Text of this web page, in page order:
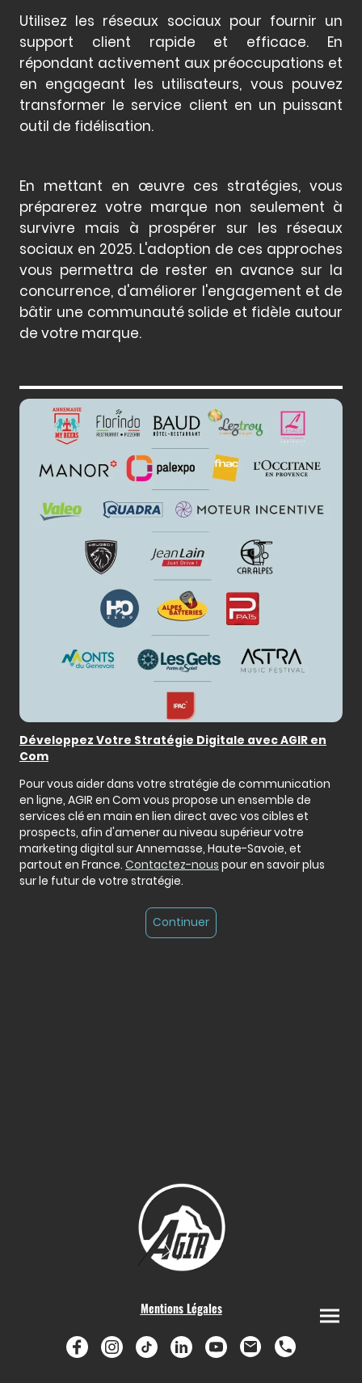
Utilisez les réseaux sociaux pour fournir un
support client rapide et efficace. En
répondant activement aux préoccupations et
en engageant les utilisateurs, vous pouvez
transformer le service client en un puissant
outil de fidélisation.
En mettant en œuvre ces stratégies, vous
préparerez votre marque non seulement à
survivre mais à prospérer sur les réseaux
sociaux en 2025. L'adoption de ces approches
vous permettra de rester en avance sur la
concurrence, d'améliorer l'engagement et de
bâtir une communauté solide et fidèle autour
de votre marque.
Développez Votre Stratégie Digitale avec AGIR en
Com
Pour vous aider dans votre stratégie de communication
en ligne, AGIR en Com vous propose un ensemble de
services clé en main en lien direct avec vos cibles et
prospects, afin d'amener au niveau supérieur votre
marketing digital sur Annemasse, Haute-Savoie, et
partout en France. Contactez-nous pour en savoir plus
sur le futur de votre stratégie.
Continuer
Mentions Légales